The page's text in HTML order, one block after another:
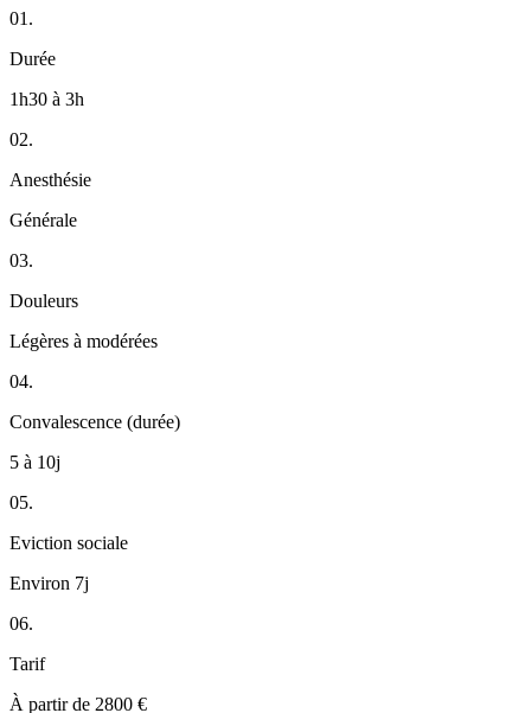
01.
Durée
1h30 à 3h
02.
Anesthésie
Générale
03.
Douleurs
Légères à modérées
04.
Convalescence (durée)
5 à 10j
05.
Eviction sociale
Environ 7j
06.
Tarif
À partir de 2800 €